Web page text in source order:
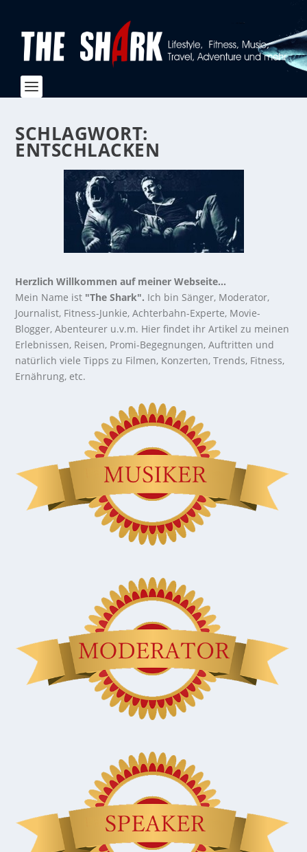
SCHLAGWORT:
ENTSCHLACKEN
Herzlich Willkommen auf meiner Webseite...
Mein Name ist "The Shark". Ich bin Sänger, Moderator,
Journalist, Fitness-Junkie, Achterbahn-Experte, Movie-
Blogger, Abenteurer u.v.m. Hier findet ihr Artikel zu meinen
Erlebnissen, Reisen, Promi-Begegnungen, Auftritten und
natürlich viele Tipps zu Filmen, Konzerten, Trends, Fitness,
Ernährung, etc.